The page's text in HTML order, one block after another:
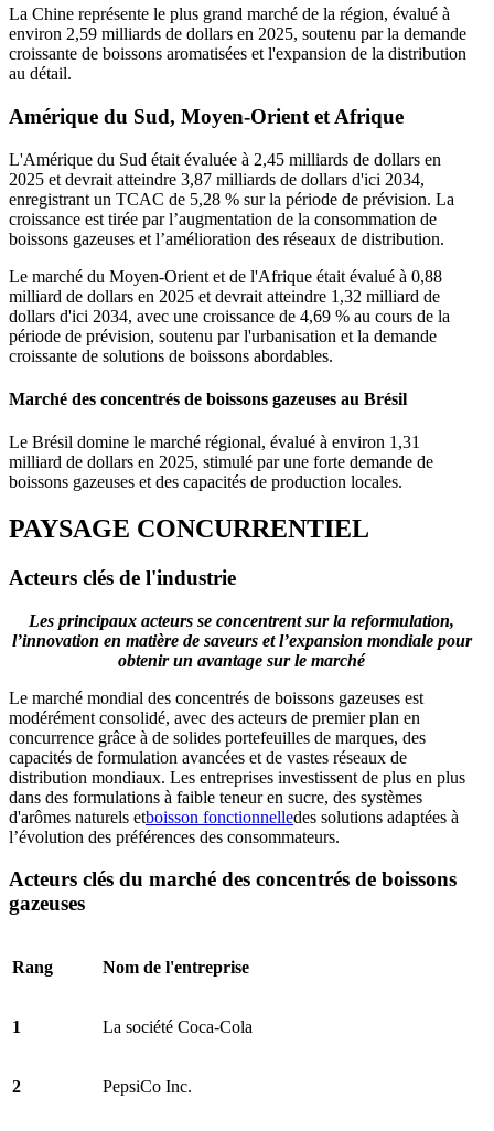
La Chine représente le plus grand marché de la région, évalué à
environ 2,59 milliards de dollars en 2025, soutenu par la demande
croissante de boissons aromatisées et l'expansion de la distribution
au détail.
Amérique du Sud, Moyen-Orient et Afrique
L'Amérique du Sud était évaluée à 2,45 milliards de dollars en
2025 et devrait atteindre 3,87 milliards de dollars d'ici 2034,
enregistrant un TCAC de 5,28 % sur la période de prévision. La
croissance est tirée par l’augmentation de la consommation de
boissons gazeuses et l’amélioration des réseaux de distribution.
Le marché du Moyen-Orient et de l'Afrique était évalué à 0,88
milliard de dollars en 2025 et devrait atteindre 1,32 milliard de
dollars d'ici 2034, avec une croissance de 4,69 % au cours de la
période de prévision, soutenu par l'urbanisation et la demande
croissante de solutions de boissons abordables.
Marché des concentrés de boissons gazeuses au Brésil
Le Brésil domine le marché régional, évalué à environ 1,31
milliard de dollars en 2025, stimulé par une forte demande de
boissons gazeuses et des capacités de production locales.
PAYSAGE CONCURRENTIEL
Acteurs clés de l'industrie
Les principaux acteurs se concentrent sur la reformulation,
l’innovation en matière de saveurs et l’expansion mondiale pour
obtenir un avantage sur le marché
Le marché mondial des concentrés de boissons gazeuses est
modérément consolidé, avec des acteurs de premier plan en
concurrence grâce à de solides portefeuilles de marques, des
capacités de formulation avancées et de vastes réseaux de
distribution mondiaux. Les entreprises investissent de plus en plus
dans des formulations à faible teneur en sucre, des systèmes
d'arômes naturels etboisson fonctionnelledes solutions adaptées à
l’évolution des préférences des consommateurs.
Acteurs clés du marché des concentrés de boissons
gazeuses
Rang Nom de l'entreprise
1 La société Coca-Cola
2 PepsiCo Inc.